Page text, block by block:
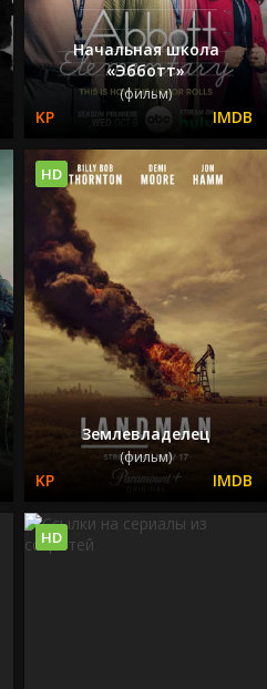
Начальная школа
«Эбботт»
(фильм)
Землевладелец
(фильм)
HD
HD